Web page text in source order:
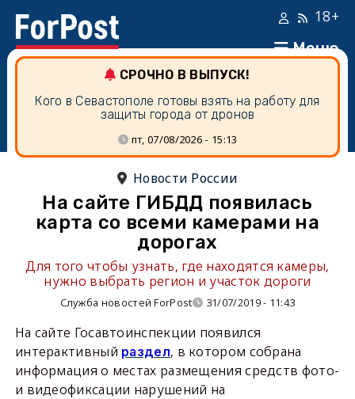
Меню
18+
СРОЧНО В ВЫПУСК!
Кого в Севастополе готовы взять на работу для
защиты города от дронов
пт, 07/08/2026 - 15:13
Новости России
На сайте ГИБДД появилась
карта со всеми камерами на
дорогах
Для того чтобы узнать, где находятся камеры,
нужно выбрать регион и участок дороги
Служба новостей ForPost 31/07/2019 - 11:43
На сайте Госавтоинспекции появился
интерактивный раздел, в котором собрана
информация о местах размещения средств фото-
и видеофиксации нарушений на